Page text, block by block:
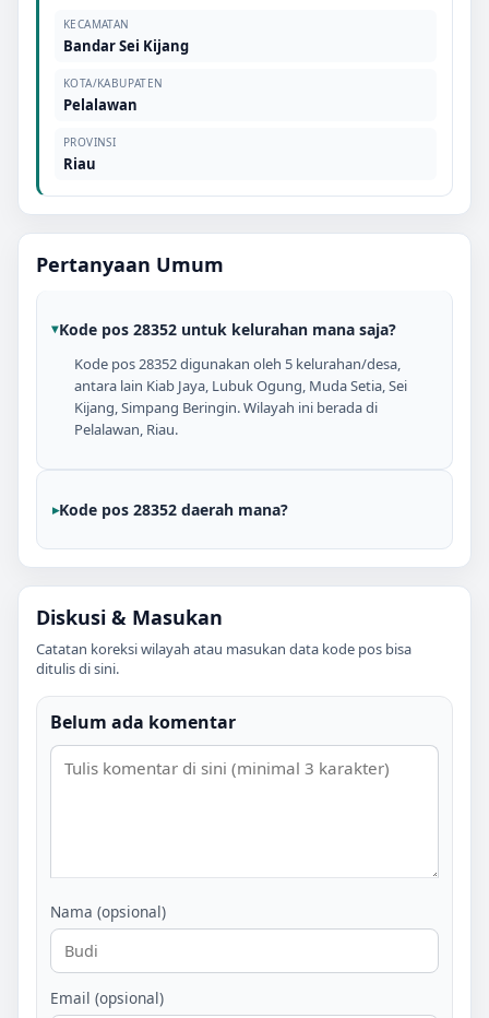
KECAMATAN
Bandar Sei Kijang
KOTA/KABUPATEN
Pelalawan
PROVINSI
Riau
Pertanyaan Umum
Kode pos 28352 untuk kelurahan mana saja?
Kode pos 28352 digunakan oleh 5 kelurahan/desa,
antara lain Kiab Jaya, Lubuk Ogung, Muda Setia, Sei
Kijang, Simpang Beringin. Wilayah ini berada di
Pelalawan, Riau.
Kode pos 28352 daerah mana?
Diskusi & Masukan
Catatan koreksi wilayah atau masukan data kode pos bisa
ditulis di sini.
Belum ada komentar
Nama (opsional)
Email (opsional)